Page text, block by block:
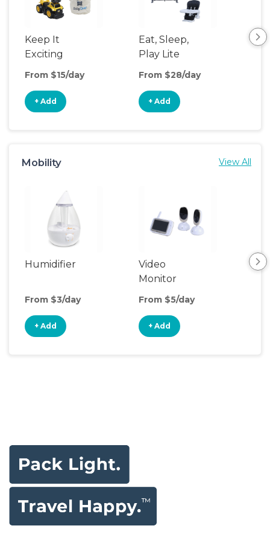
Keep It
Exciting
From $15/day
+ Add
Eat, Sleep,
Play Lite
From $28/day
+ Add
Mobility View All
Humidifier
From $3/day
+ Add
Video
Monitor
From $5/day
+ Add